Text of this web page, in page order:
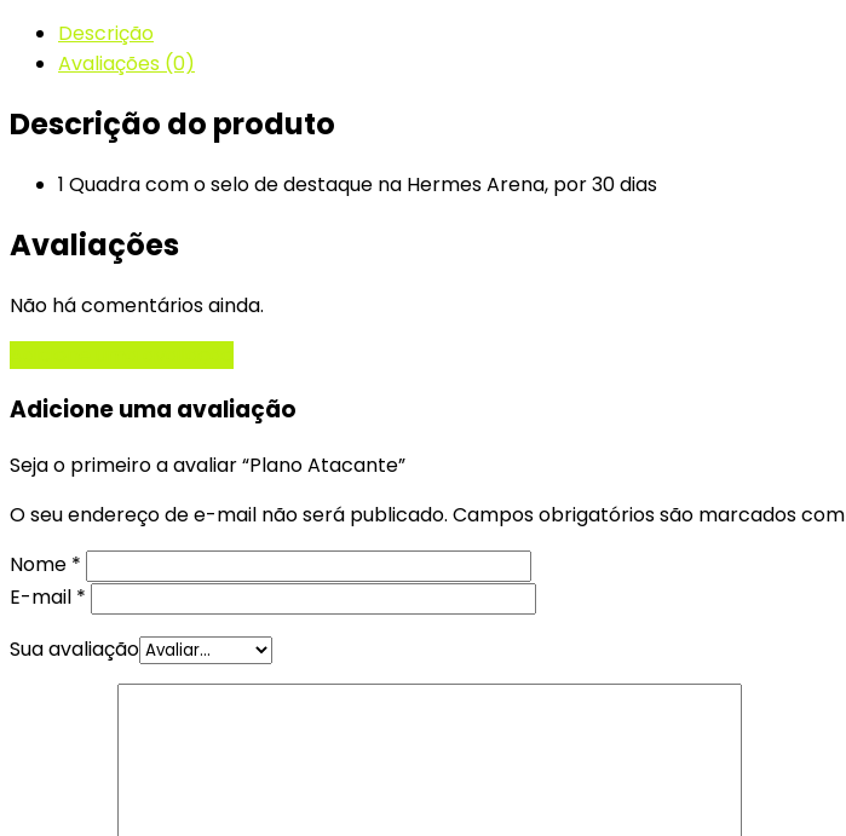
Descrição
Avaliações (0)
Descrição do produto
1 Quadra com o selo de destaque na Hermes Arena, por 30 dias
Avaliações
Não há comentários ainda.
Adicione uma avaliação
Seja o primeiro a avaliar “Plano Atacante”
O seu endereço de e-mail não será publicado. Campos obrigatórios são marcados com
Nome *
E-mail *
Sua avaliação